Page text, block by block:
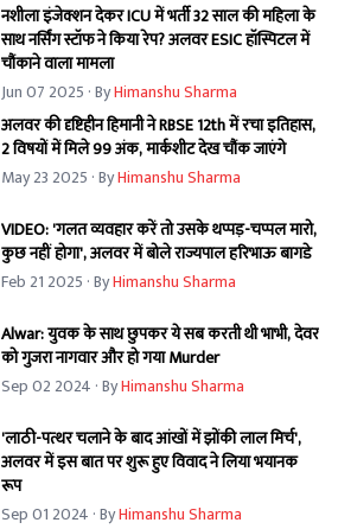
नशीला इंजेक्शन देकर ICU में भर्ती 32 साल की महिला के
साथ नर्सिंग स्टॉफ ने किया रेप? अलवर ESIC हॉस्पिटल में
चौंकाने वाला मामला
Jun 07 2025 · ByHimanshu Sharma
अलवर की दृष्टिहीन हिमानी ने RBSE 12th में रचा इतिहास,
2 विषयों में मिले 99 अंक, मार्कशीट देख चौंक जाएंगे
May 23 2025 · ByHimanshu Sharma
VIDEO: 'गलत व्यवहार करें तो उसके थप्पड़-चप्पल मारो,
कुछ नहीं होगा', अलवर में बोले राज्यपाल हरिभाऊ बागडे
Feb 21 2025 · ByHimanshu Sharma
Alwar: युवक के साथ छुपकर ये सब करती थी भाभी, देवर
को गुजरा नागवार और हो गया Murder
Sep 02 2024 · ByHimanshu Sharma
'लाठी-पत्थर चलाने के बाद आंखों में झोंकी लाल मिर्च',
अलवर में इस बात पर शुरू हुए विवाद ने लिया भयानक
रूप
Sep 01 2024 · ByHimanshu Sharma